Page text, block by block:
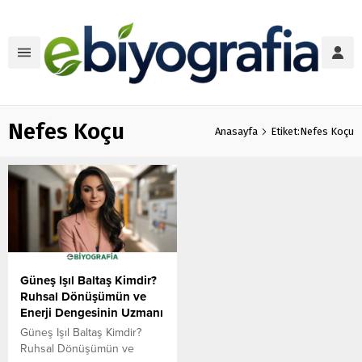
Nefes Koçu Anasayfa Etiket:Nefes Koçu
Güneş Işıl Baltaş Kimdir?
Ruhsal Dönüşümün ve
Enerji Dengesinin Uzmanı
Güneş Işıl Baltaş Kimdir?
Ruhsal Dönüşümün ve